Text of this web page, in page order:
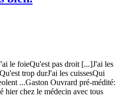
le foieQu'est pas droit [...]J'ai les
trop durJ'ai les cuissesQui
...Gaston Ouvrard pré-médité:
hier chez le médecin avec tous